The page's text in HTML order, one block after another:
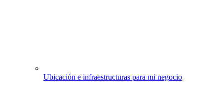
Ubicación e infraestructuras para mi negocio